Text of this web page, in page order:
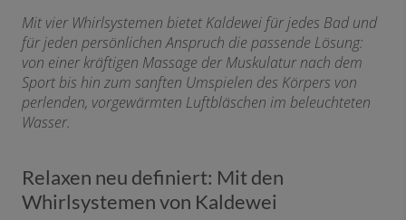
Mit vier Whirlsystemen bietet Kaldewei für jedes Bad und
für jeden persönlichen Anspruch die passende Lösung:
von einer kräftigen Massage der Muskulatur nach dem
Sport bis hin zum sanften Umspielen des Körpers von
perlenden, vorgewärmten Luftbläschen im beleuchteten
Wasser.
Relaxen neu definiert: Mit den
Whirlsystemen von Kaldewei